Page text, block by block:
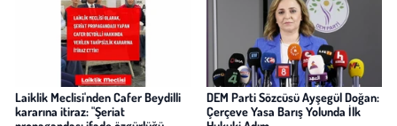
Laiklik Meclisi'nden Cafer Beydilli
kararına itiraz: "Şeriat
DEM Parti Sözcüsü Ayşegül Doğan:
Çerçeve Yasa Barış Yolunda İlk